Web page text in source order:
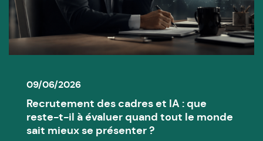
09/06/2026
Recrutement des cadres et IA : que
reste-t-il à évaluer quand tout le monde
sait mieux se présenter ?